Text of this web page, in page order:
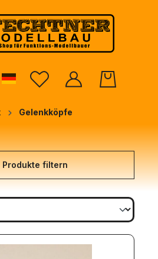
German
Gelenkköpfe
Produkte filtern